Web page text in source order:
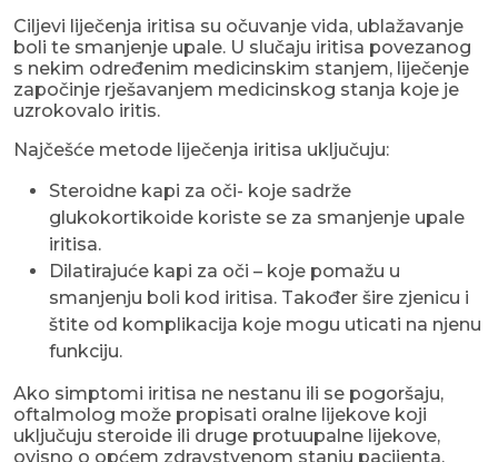
Ciljevi liječenja iritisa su očuvanje vida, ublažavanje
boli te smanjenje upale. U slučaju iritisa povezanog
s nekim određenim medicinskim stanjem, liječenje
započinje rješavanjem medicinskog stanja koje je
uzrokovalo iritis.
Najčešće metode liječenja iritisa uključuju:
Steroidne kapi za oči- koje sadrže
glukokortikoide koriste se za smanjenje upale
iritisa.
Dilatirajuće kapi za oči – koje pomažu u
smanjenju boli kod iritisa. Također šire zjenicu i
štite od komplikacija koje mogu uticati na njenu
funkciju.
Ako simptomi iritisa ne nestanu ili se pogoršaju,
oftalmolog može propisati oralne lijekove koji
uključuju steroide ili druge protuupalne lijekove,
ovisno o općem zdravstvenom stanju pacijenta.